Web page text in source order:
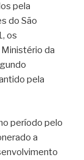
pela
do São
os
da
pela
período pelo
a